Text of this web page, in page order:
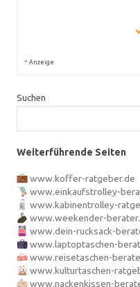
* Anzeige
Suchen
Weiterführende Seiten
www.koffer-ratgeber.de
www.einkaufstrolley-
www.kabinentrolley-
www.weekender-
www.dein-rucksack-
www.laptoptaschen-
www.reisetaschen-
www.kulturtaschen-
www.nackenkissen-